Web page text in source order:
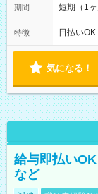
※週3~5日
り ※夜勤
期間 短期（1ヶ
特徴 日払い
気になる！
給与即払い
など